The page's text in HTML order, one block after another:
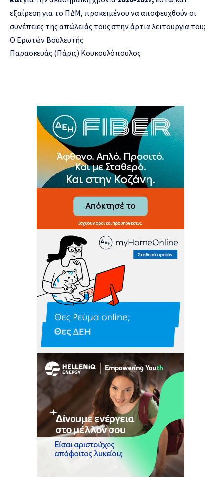
εξαίρεση για το ΠΔΜ, προκειμένου να αποφευχθούν οι
συνέπειες της απώλειάς τους στην άρτια λειτουργία του;
Ο Ερωτών Βουλευτής
Παρασκευάς (Πάρις) Κουκουλόπουλος